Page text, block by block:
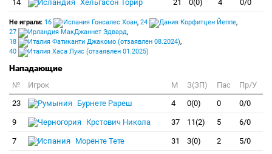
14 Хельгасон Торир 21 0(0) 4 0/0
Не играли: 16 Гонсалес Хоан, 24 Корфитцен Йеппе,
27
МакДжаннет Эдвард,
18
Фатиканти Джакомо (отзаявлен 08.2024),
40
Хаса Луис (отзаявлен 01.2025)
Нападающие
№ Игрок M З(ЗП) Пас
Пр/У
23
Бурнете Рареш 4 0(0) 0 0/0
9 Крстович Никола 37 11(2) 5 6/0
7 Моренте Тете 31 3(0) 2 5/0